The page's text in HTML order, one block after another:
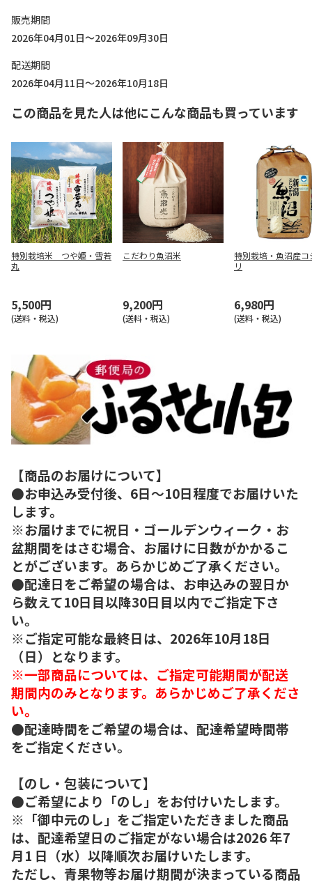
販売期間
2026年04月01日～2026年09月30日
配送期間
2026年04月11日～2026年10月18日
この商品を見た人は他にこんな商品も買っています
特別栽培米 つや姫・雪若
丸
5,500円
(送料・税込)
こだわり魚沼米
9,200円
(送料・税込)
特別栽培・魚沼産コ
リ
6,980円
(送料・税込)
【商品のお届けについて】
●お申込み受付後、6日～10日程度でお届けいた
します。
※お届けまでに祝日・ゴールデンウィーク・お
盆期間をはさむ場合、お届けに日数がかかるこ
とがございます。あらかじめご了承ください。
●配達日をご希望の場合は、お申込みの翌日か
ら数えて10日目以降30日目以内でご指定下さ
い。
※ご指定可能な最終日は、2026年10月18日
（日）となります。
※一部商品については、ご指定可能期間が配送
期間内のみとなります。あらかじめご了承くださ
い。
●配達時間をご希望の場合は、配達希望時間帯
をご指定ください。
【のし・包装について】
●ご希望により「のし」をお付けいたします。
※「御中元のし」をご指定いただきました商品
は、配達希望日のご指定がない場合は2026 年7
月1 日（水）以降順次お届けいたします。
ただし、青果物等お届け期間が決まっている商品